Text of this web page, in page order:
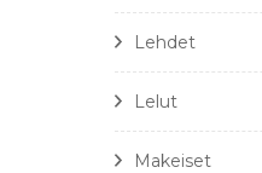
Lehdet
Lelut
Makeiset